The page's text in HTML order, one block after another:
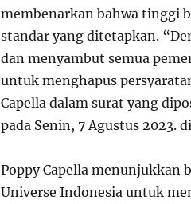
membenarkan bahwa tinggi
standar yang ditetapkan.
dan menyambut semua
untuk menghapus
Capella dalam surat yang
pada Senin, 7 Agustus 2023.
Poppy Capella menunjukkan
Universe Indonesia untuk